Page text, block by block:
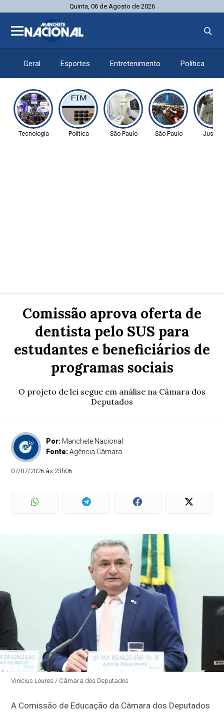
Quinta, 06 de Agosto de 2026
Geral Esportes Entretenimento Política
Tecnologia Política São Paulo São Paulo Justiça
Comissão aprova oferta de
dentista pelo SUS para
estudantes e beneficiários de
programas sociais
O projeto de lei segue em análise na Câmara dos
Deputados
Por: Manchete Nacional
Fonte:Agência Câmara
07/07/2026 às 23h06
Vinicius Loures / Câmara dos Deputados
A Comissão de Educação da Câmara dos Deputados